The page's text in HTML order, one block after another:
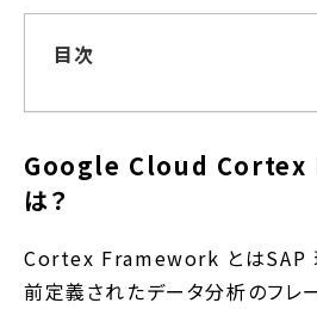
目次
Google Cloud Cortex
は？
Cortex Framework とはSAP
前定義されたデータ分析のフレ